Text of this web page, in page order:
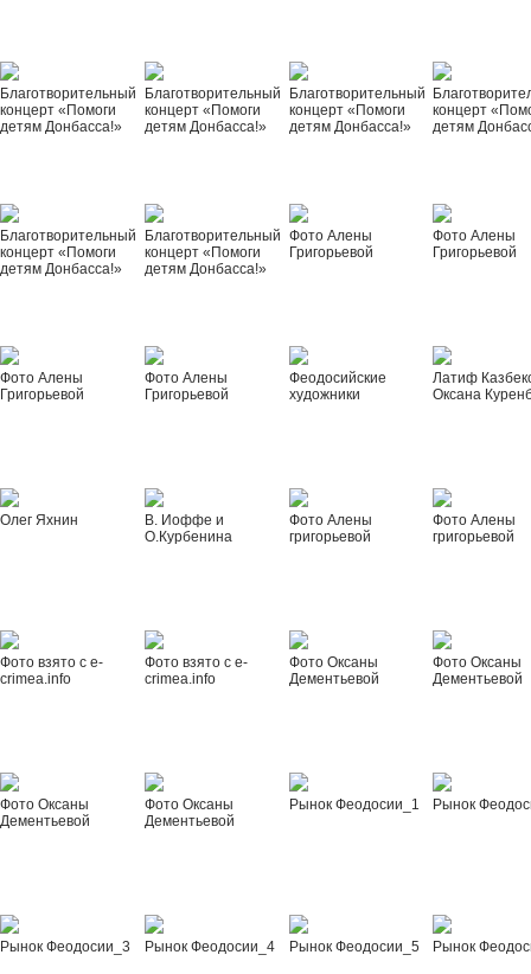
Благотворительный
концерт «Помоги
детям Донбасса!»
Благотворительный
концерт «Помоги
детям Донбасса!»
Благотворительный
концерт «Помоги
детям Донбасса!»
концерт
детям
Благотворительный
концерт «Помоги
детям Донбасса!»
Благотворительный
концерт «Помоги
детям Донбасса!»
Фото Алены
Григорьевой
Фото Алены
Григорьевой
Фото Алены
Григорьевой
Фото Алены
Григорьевой
Феодосийские
художники
Латиф
Оксана
Олег Яхнин
В. Иоффе и
О.Курбенина
Фото Алены
григорьевой
Фото Алены
григорьевой
Фото взято с e-
crimea.info
Фото взято с e-
crimea.info
Фото Оксаны
Дементьевой
Фото Оксаны
Дементьевой
Фото Оксаны
Дементьевой
Фото Оксаны
Дементьевой
Рынок Феодосии_1 Рынок
Рынок Феодосии_3 Рынок Феодосии_4 Рынок Феодосии_5 Рынок